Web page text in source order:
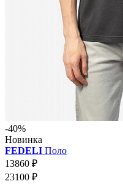
-40%
Новинка
FEDELI Поло
13860 ₽
23100 ₽